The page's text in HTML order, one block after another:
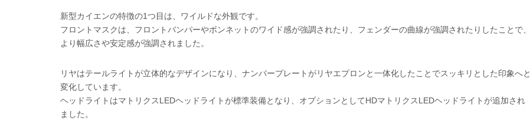
新型カイエンの特徴の1つ目は、ワイルドな外観です。
フロントマスクは、フロントバンパーやボンネットのワイド感が強調されたり、フェンダーの曲線が強調されたりしたことで、
より幅広さや安定感が強調されました。
リヤはテールライトが立体的なデザインになり、ナンバープレートがリヤエプロンと一体化したことでスッキリとした印象へと
変化しています。
ヘッドライトはマトリクスLEDヘッドライトが標準装備となり、オプションとしてHDマトリクスLEDヘッドライトが追加され
ました。